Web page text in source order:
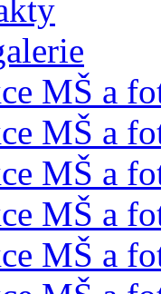
MŠ a
MŠ a
MŠ a
MŠ a
MŠ a